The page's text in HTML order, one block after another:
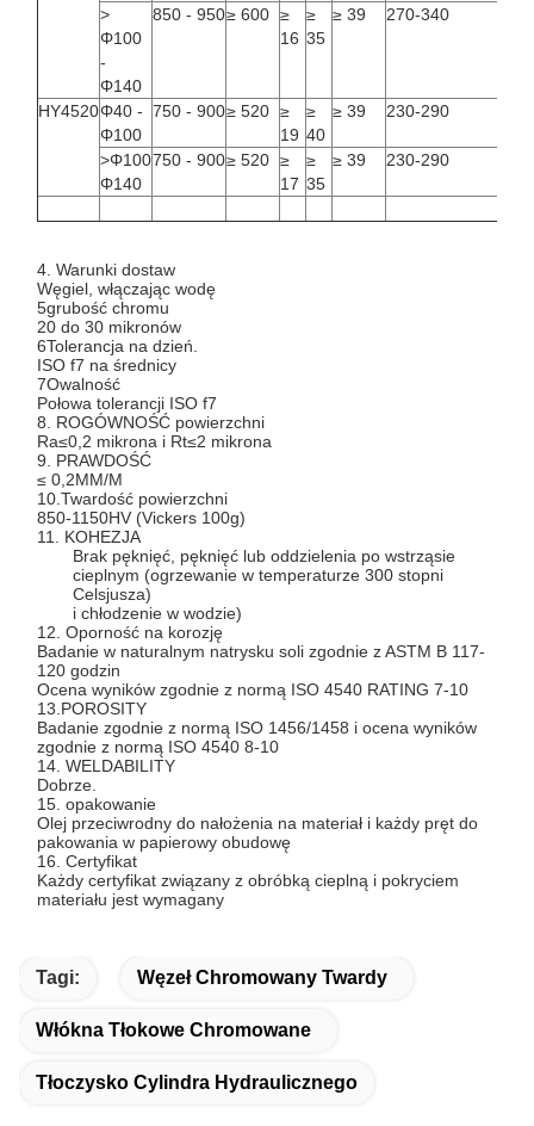
>
Φ100
-
Φ140
850 - 950≥ 600 ≥
16
≥
35
≥ 39 270-340
HY4520Φ40 -
Φ100
750 - 900≥ 520 ≥
19
≥
40
≥ 39 230-290
>Φ100
Φ140
750 - 900≥ 520 ≥
17
≥
35
≥ 39 230-290
4. Warunki dostaw
Węgiel, włączając wodę
5grubość chromu
20 do 30 mikronów
6Tolerancja na dzień.
ISO f7 na średnicy
7Owalność
Połowa tolerancji ISO f7
8. ROGÓWNOŚĆ powierzchni
Ra≤0,2 mikrona i Rt≤2 mikrona
9. PRAWDOŚĆ
≤ 0,2MM/M
10.Twardość powierzchni
850-1150HV (Vickers 100g)
11. KOHEZJA
Brak pęknięć, pęknięć lub oddzielenia po wstrząsie
cieplnym (ogrzewanie w temperaturze 300 stopni
Celsjusza)
i chłodzenie w wodzie)
12. Oporność na korozję
Badanie w naturalnym natrysku soli zgodnie z ASTM B 117-
120 godzin
Ocena wyników zgodnie z normą ISO 4540 RATING 7-10
13.POROSITY
Badanie zgodnie z normą ISO 1456/1458 i ocena wyników
zgodnie z normą ISO 4540 8-10
14. WELDABILITY
Dobrze.
15. opakowanie
Olej przeciwrodny do nałożenia na materiał i każdy pręt do
pakowania w papierowy obudowę
16. Certyfikat
Każdy certyfikat związany z obróbką cieplną i pokryciem
materiału jest wymagany
Tagi: Węzeł Chromowany Twardy
Włókna Tłokowe Chromowane
Tłoczysko Cylindra Hydraulicznego